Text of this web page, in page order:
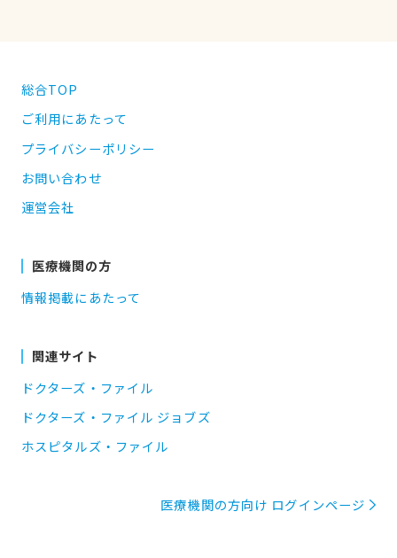
総合TOP
ご利用にあたって
プライバシーポリシー
お問い合わせ
運営会社
医療機関の方
情報掲載にあたって
関連サイト
ドクターズ・ファイル
ドクターズ・ファイル ジョブズ
ホスピタルズ・ファイル
医療機関の方向け ログインページ